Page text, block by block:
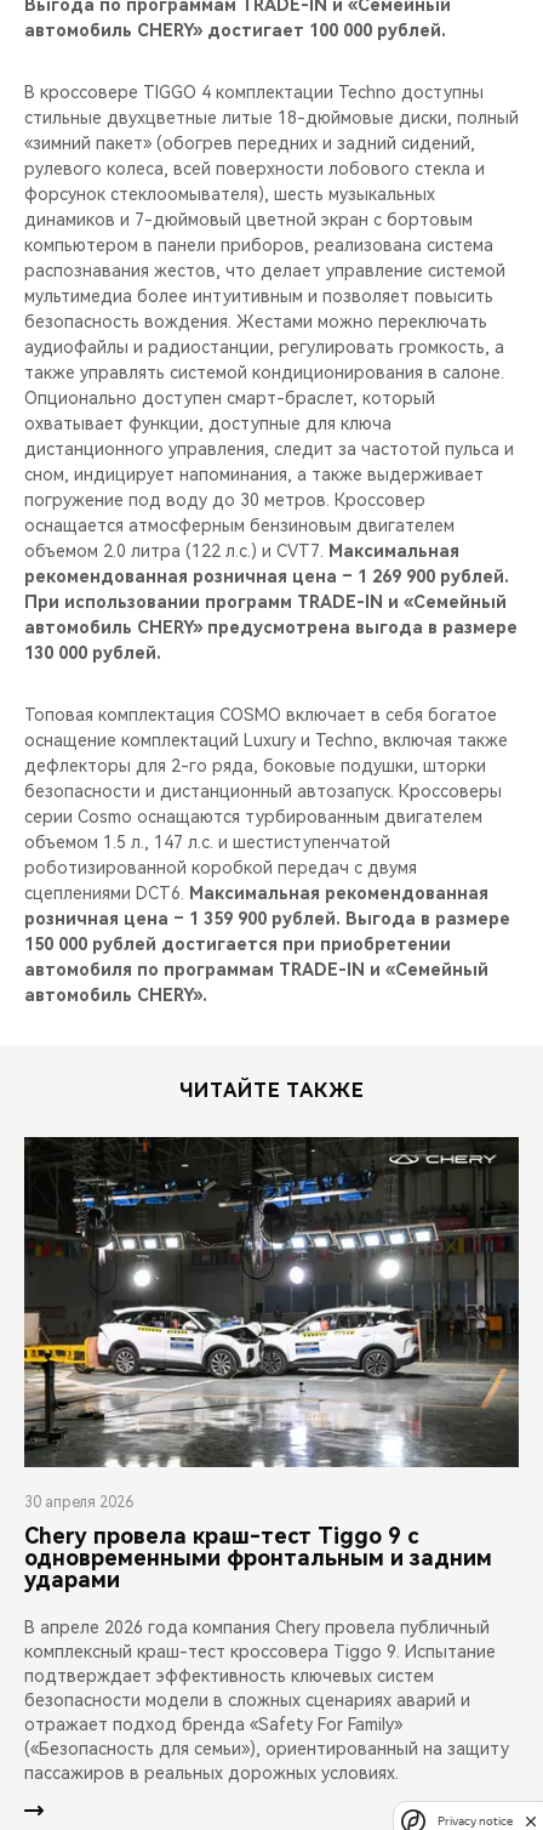
Выгода по программам TRADE-IN и «Семейный
автомобиль CHERY» достигает 100 000 рублей.
В кроссовере TIGGO 4 комплектации Techno доступны
стильные двухцветные литые 18-дюймовые диски, полный
«зимний пакет» (обогрев передних и задний сидений,
рулевого колеса, всей поверхности лобового стекла и
форсунок стеклоомывателя), шесть музыкальных
динамиков и 7-дюймовый цветной экран с бортовым
компьютером в панели приборов, реализована система
распознавания жестов, что делает управление системой
мультимедиа более интуитивным и позволяет повысить
безопасность вождения. Жестами можно переключать
аудиофайлы и радиостанции, регулировать громкость, а
также управлять системой кондиционирования в салоне.
Опционально доступен смарт-браслет, который
охватывает функции, доступные для ключа
дистанционного управления, следит за частотой пульса и
сном, индицирует напоминания, а также выдерживает
погружение под воду до 30 метров. Кроссовер
оснащается атмосферным бензиновым двигателем
объемом 2.0 литра (122 л.с.) и CVT7.
Максимальная
рекомендованная розничная цена – 1 269 900 рублей.
При использовании программ TRADE-IN и «Семейный
автомобиль CHERY» предусмотрена выгода в размере
130 000 рублей.
Топовая комплектация COSMO включает в себя богатое
оснащение комплектаций Luxury и Techno, включая также
дефлекторы для 2-го ряда, боковые подушки, шторки
безопасности и дистанционный автозапуск. Кроссоверы
серии Cosmo оснащаются турбированным двигателем
объемом 1.5 л., 147 л.с. и шестиступенчатой
роботизированной коробкой передач с двумя
сцеплениями DCT6.
Максимальная рекомендованная
розничная цена – 1 359 900 рублей. Выгода в размере
150 000 рублей достигается при приобретении
автомобиля по программам TRADE-IN и «Семейный
автомобиль CHERY».
ЧИТАЙТЕ ТАКЖЕ
30 апреля 2026
Chery провела краш-тест Tiggo 9 с
одновременными фронтальным и задним
ударами
В апреле 2026 года компания Chery провела публичный
комплексный краш-тест кроссовера Tiggo 9. Испытание
подтверждает эффективность ключевых систем
безопасности модели в сложных сценариях аварий и
отражает подход бренда «Safety For Family»
(«Безопасность для семьи»), ориентированный на защиту
пассажиров в реальных дорожных условиях.
Privacy notice